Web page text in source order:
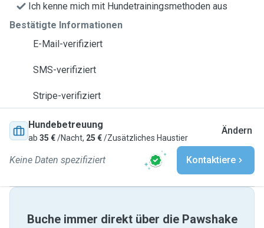
Ich kenne mich mit Hundetrainingsmethoden aus
Bestätigte Informationen
E-Mail-verifiziert
SMS-verifiziert
Stripe-verifiziert
Hundebetreuung
ab 35 €/Nacht, 25 €/Zusätzliches Haustier
Ändern
Keine Daten spezifiziert Kontaktiere
Buche immer direkt über die Pawshake